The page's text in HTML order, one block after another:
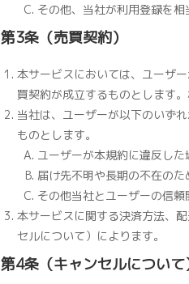
その他、当社が利用登録を
第3条（売買契約）
本サービスにおいては、ユーザ
買契約が成立するものとします
当社は、ユーザーが以下のいず
ものとします。
ユーザーが本規約に違反した
届け先不明や長期の不在の
その他当社とユーザーの信
本サービスに関する決済方法、
セルについて）によります。
第4条（キャンセルについて